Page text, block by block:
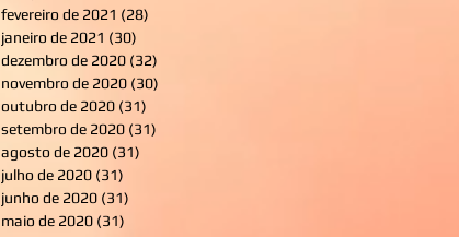
fevereiro de 2021 (28)
janeiro de 2021 (30)
dezembro de 2020 (32)
novembro de 2020 (30)
outubro de 2020 (31)
setembro de 2020 (31)
agosto de 2020 (31)
julho de 2020 (31)
junho de 2020 (31)
maio de 2020 (31)